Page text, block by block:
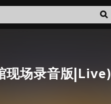
现场录音版|Live)